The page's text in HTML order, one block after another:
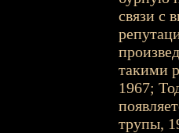
связи с
такими
1967;
трупы,